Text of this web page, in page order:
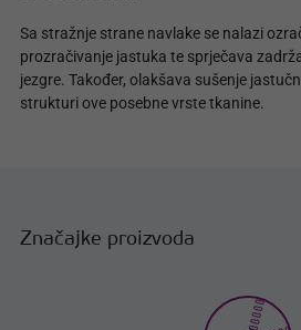
Sa stražnje strane navlake se nalazi
prozračivanje jastuka te sprječava
jezgre. Također, olakšava sušenje
strukturi ove posebne vrste tkanine.
Značajke proizvoda